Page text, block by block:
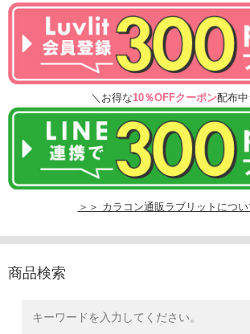
＼お得な10％OFFクーポン配布
＞＞ カラコン通販ラブリットについ
商品検索